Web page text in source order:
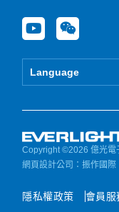
Y
o
u
e
W
e
i
Language
Copyright ©2026 億光電
網頁設計公司 ：振作國際
隱私權政策 會員服